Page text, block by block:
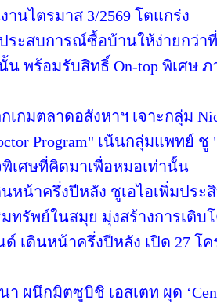
านไตรมาส 3/2569 โตแกร่ง
ระสบการณ์ซื้อบ้านให้ง่ายกว่า
น พร้อมรับสิทธิ์ On-top พิเศษ ภ
กมตลาดอสังหาฯ เจาะกลุ่ม
Program" เน้นกลุ่มแพทย์
เศษที่คิดมาเพื่อหมอเท่านั้น
นหน้าครึ่งปีหลัง ชูเอไอเพิ่มปร
ทรัพย์ในสมุย มุ่งสร้างการเติ
ด์ เดินหน้าครึ่งปีหลัง เปิด 27 โ
ผนึกมิตซูบิชิ เอสเตท ผุด